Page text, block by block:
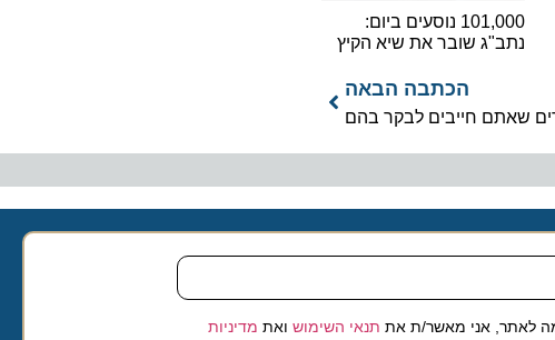
101,000 נוסעים ביום:
נתב"ג שובר את שיא הקיץ
הכתבה הבאה
חייבים לבקר בהם
אני מאשר/ת אתתנאי השימושואת מדיניות